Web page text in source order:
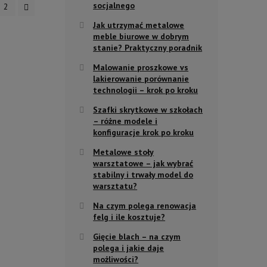
2
socjalnego
Jak utrzymać metalowe
meble biurowe w dobrym
stanie? Praktyczny poradnik
Malowanie proszkowe vs
lakierowanie porównanie
technologii – krok po kroku
Szafki skrytkowe w szkołach
– różne modele i
konfiguracje krok po kroku
Metalowe stoły
warsztatowe – jak wybrać
stabilny i trwały model do
warsztatu?
Na czym polega renowacja
felg i ile kosztuje?
Gięcie blach – na czym
polega i jakie daje
możliwości?